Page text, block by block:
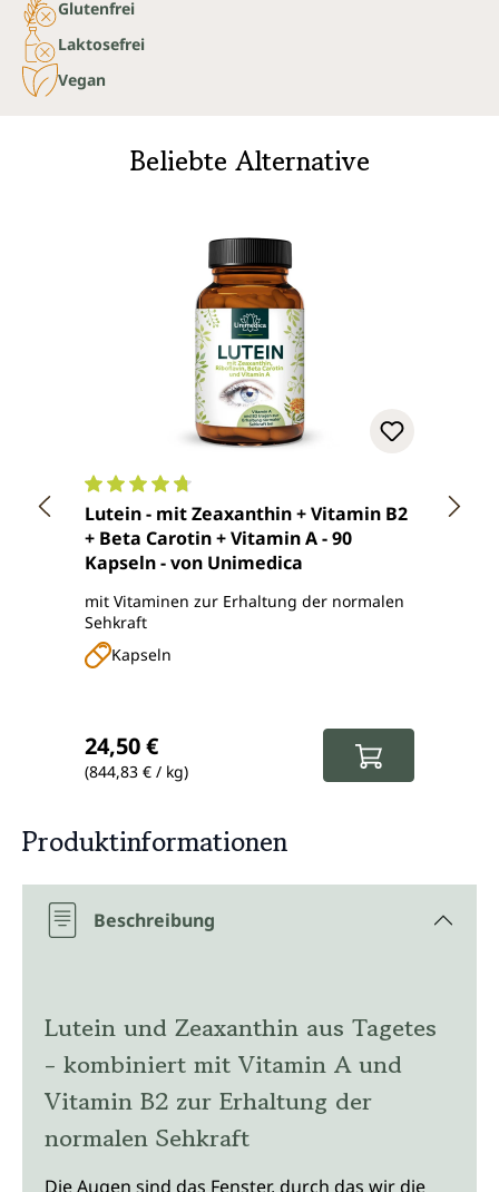
Glutenfrei
Laktosefrei
Vegan
Beliebte Alternative
Durchschnittliche Bewertung von 4.8 von 5
Lutein - mit Zeaxanthin + Vitamin B2
+ Beta Carotin + Vitamin A - 90
Kapseln - von Unimedica
mit Vitaminen zur Erhaltung der normalen
Sehkraft
Kapseln
24,50 €
(844,83 € / kg)
Produktinformationen
Beschreibung
Lutein und Zeaxanthin aus Tagetes
- kombiniert mit Vitamin A und
Vitamin B2 zur Erhaltung der
normalen Sehkraft
Die Augen sind das Fenster, durch das wir die